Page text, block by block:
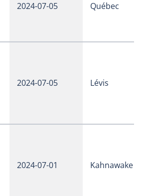
2024-07-05 Québec
2024-07-05 Lévis
2024-07-01 Kahnawake